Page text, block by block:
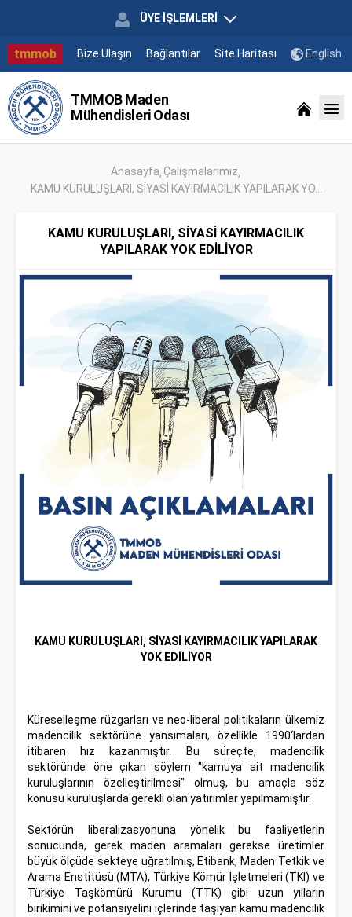
ÜYE İŞLEMLERİ
tmmob Bize Ulaşın Bağlantılar Site Haritası English
TMMOB Maden
Mühendisleri Odası
Anasayfa Çalışmalarımız
KAMU KURULUŞLARI, SİYASİ KAYIRMACILIK YAPILARAK YO...
KAMU KURULUŞLARI, SİYASİ KAYIRMACILIK
YAPILARAK YOK EDİLİYOR
KAMU KURULUŞLARI, SİYASİ KAYIRMACILIK YAPILARAK
YOK EDİLİYOR
Küreselleşme rüzgarları ve neo-liberal politikaların ülkemiz
madencilik sektörüne yansımaları, özellikle 1990‘lardan
itibaren hız kazanmıştır. Bu süreçte, madencilik
sektöründe öne çıkan söylem "kamuya ait madencilik
kuruluşlarının özelleştirilmesi" olmuş, bu amaçla söz
konusu kuruluşlarda gerekli olan yatırımlar yapılmamıştır.
Sektörün liberalizasyonuna yönelik bu faaliyetlerin
sonucunda, gerek maden aramaları gerekse üretimler
büyük ölçüde sekteye uğratılmış, Etibank, Maden Tetkik ve
Arama Enstitüsü (MTA), Türkiye Kömür İşletmeleri (TKİ) ve
Türkiye Taşkömürü Kurumu (TTK) gibi uzun yılların
birikimini ve potansiyelini içlerinde taşıyan kamu madencilik